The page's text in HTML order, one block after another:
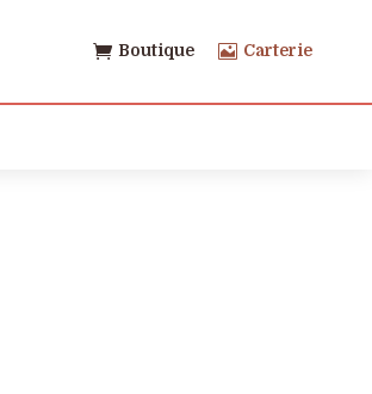
 Boutique  Carterie